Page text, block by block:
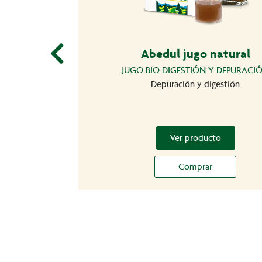
Abedul jugo natural
JUGO BIO DIGESTIÓN Y
Depuración y digestión
Ver producto
Comprar